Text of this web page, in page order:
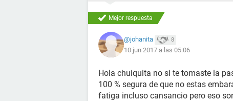
Mejor respuesta
@johanita 8
10 jun 2017 a las 05:06
Hola chuiquita no si te tomaste la
100 % segura de que no estas
fatiga incluso cansancio pero eso